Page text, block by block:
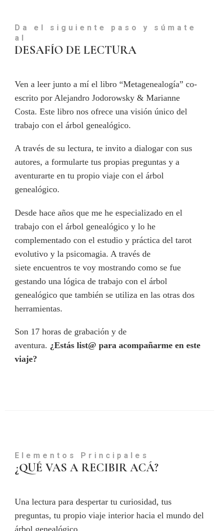
Da el siguiente paso y súmate
al
DESAFÍO DE LECTURA
Ven a leer junto a mí el libro “Metagenealogía” co-
escrito por Alejandro Jodorowsky & Marianne
Costa. Este libro nos ofrece una visión único del
trabajo con el árbol genealógico.
A través de su lectura, te invito a dialogar con sus
autores, a formularte tus propias preguntas y a
aventurarte en tu propio viaje con el árbol
genealógico.
Desde hace años que me he especializado en el
trabajo con el árbol genealógico y lo he
complementado con el estudio y práctica del tarot
evolutivo y la psicomagia. A través de
siete encuentros te voy mostrando como se fue
gestando una lógica de trabajo con el árbol
genealógico que también se utiliza en las otras dos
herramientas.
Son 17 horas de grabación y de
aventura. ¿Estás list@ para acompañarme en este
viaje?
Elementos Principales
¿QUÉ VAS A RECIBIR ACÁ?
Una lectura para despertar tu curiosidad, tus
preguntas, tu propio viaje interior hacia el mundo del
árbol genealógico.